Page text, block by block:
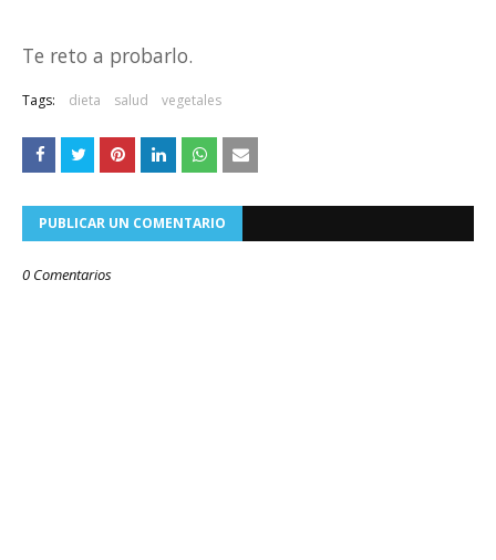
Te reto a probarlo.
Tags: dieta salud vegetales
PUBLICAR UN COMENTARIO
0 Comentarios